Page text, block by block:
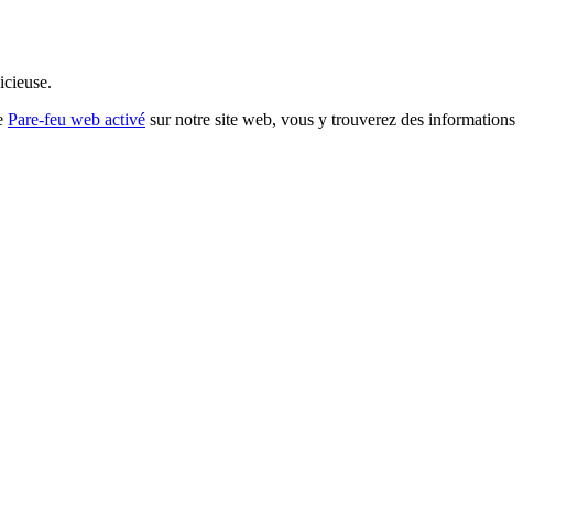
Pare-feu web activé sur notre site web, vous y trouverez des informations